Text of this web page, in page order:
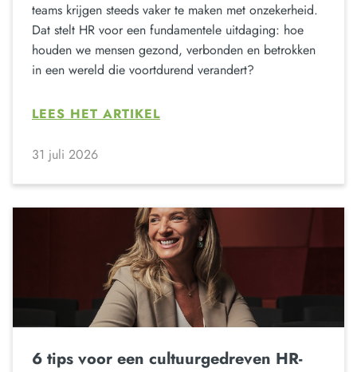
teams krijgen steeds vaker te maken met onzekerheid.
Dat stelt HR voor een fundamentele uitdaging: hoe
houden we mensen gezond, verbonden en betrokken
in een wereld die voortdurend verandert?
LEES HET ARTIKEL
31 juli 2026
6 tips voor een cultuurgedreven HR-